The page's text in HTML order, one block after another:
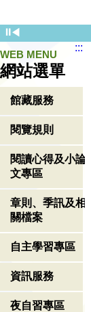
⏸◀
WEB MENU
網站選單
館藏服務
閱覽規則
閱讀心得及小論
文專區
章則、季訊及相
關檔案
自主學習專區
資訊服務
夜自習專區
:::